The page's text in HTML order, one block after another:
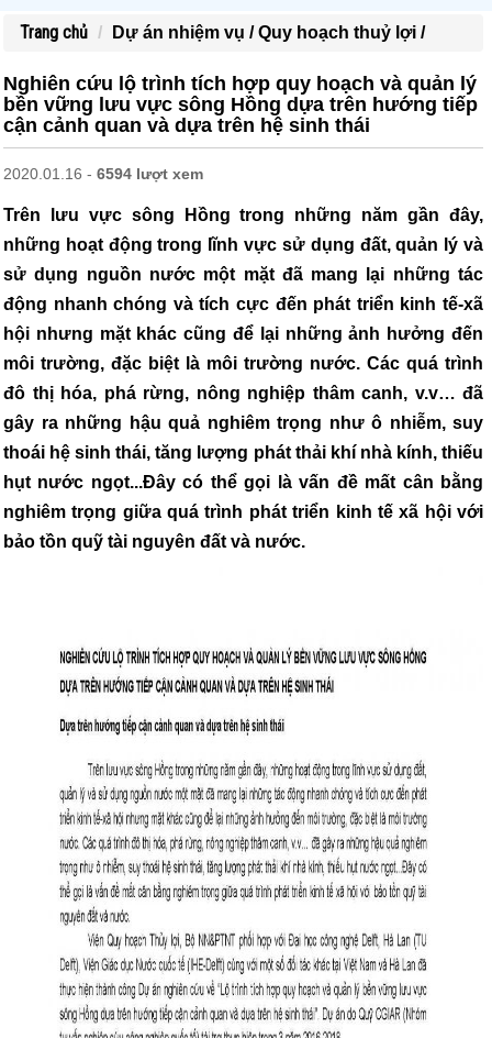
Trang chủ Dự án nhiệm vụ /Quy hoạch thuỷ lợi /
Nghiên cứu lộ trình tích hợp quy hoạch và quản lý
bền vững lưu vực sông Hồng dựa trên hướng tiếp
cận cảnh quan và dựa trên hệ sinh thái
2020.01.16 - 6594 lượt xem
Trên lưu vực sông Hồng trong những năm gần đây,
những hoạt động trong lĩnh vực sử dụng đất, quản lý và
sử dụng nguồn nước một mặt đã mang lại những tác
động nhanh chóng và tích cực đến phát triển kinh tế-xã
hội nhưng mặt khác cũng để lại những ảnh hưởng đến
môi trường, đặc biệt là môi trường nước. Các quá trình
đô thị hóa, phá rừng, nông nghiệp thâm canh, v.v… đã
gây ra những hậu quả nghiêm trọng như ô nhiễm, suy
thoái hệ sinh thái, tăng lượng phát thải khí nhà kính, thiếu
hụt nước ngọt...Đây có thể gọi là vấn đề mất cân bằng
nghiêm trọng giữa quá trình phát triển kinh tế xã hội với
bảo tồn quỹ tài nguyên đất và nước.